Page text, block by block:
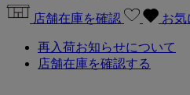
店舗在庫を確認 お気
再入荷お知らせについて
店舗在庫を確認する